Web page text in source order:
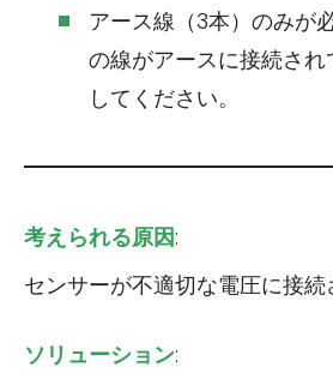
アース線（3本）のみが
の線がアースに接続さ
してください。
考えられる原因:
センサーが不適切な電圧に接続
ソリューション: